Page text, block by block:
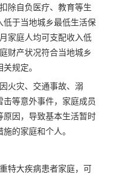
除自负医疗、教育等生
低于当地城乡最低生活保
家庭人均可支配收入低
财产状况符合当地城乡
规定。
火灾、交通事故、溺
等意外事件，家庭成员
原因，导致基本生活暂时
的家庭和个人。
特大疾病患者家庭，可